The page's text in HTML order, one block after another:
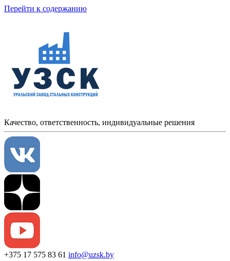
Перейти к содержанию
Качество, ответственность, индивидуальные решения
+375 17 575 83 61 info@uzsk.by